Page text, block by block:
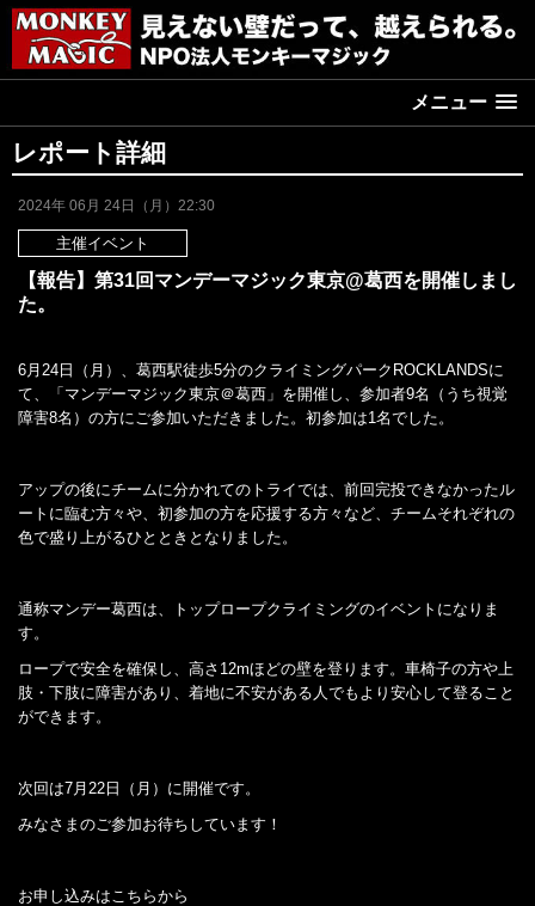
メニュー
レポート詳細
2024年 06月 24日（月）22:30
主催イベント
【報告】第31回マンデーマジック東京@葛西を開催しまし
た。
6月24日（月）、葛西駅徒歩5分のクライミングパークROCKLANDSに
て、「マンデーマジック東京＠葛西」を開催し、参加者9名（うち視覚
障害8名）の方にご参加いただきました。初参加は1名でした。
アップの後にチームに分かれてのトライでは、前回完投できなかったル
ートに臨む方々や、初参加の方を応援する方々など、チームそれぞれの
色で盛り上がるひとときとなりました。
通称マンデー葛西は、トップロープクライミングのイベントになりま
す。
ロープで安全を確保し、高さ12mほどの壁を登ります。車椅子の方や上
肢・下肢に障害があり、着地に不安がある人でもより安心して登ること
ができます。
次回は7月22日（月）に開催です。
みなさまのご参加お待ちしています！
お申し込みはこちらから